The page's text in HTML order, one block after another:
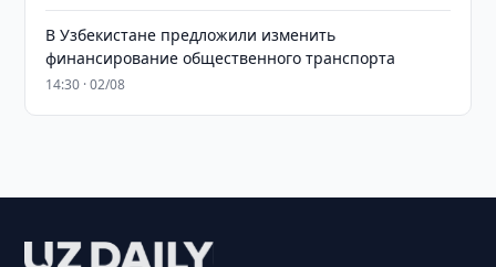
В Узбекистане предложили изменить
финансирование общественного транспорта
14:30 · 02/08